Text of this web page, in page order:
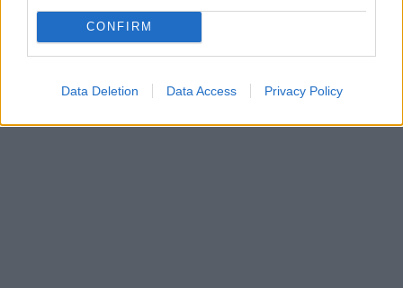
CONFIRM
Data Deletion Data Access Privacy Policy